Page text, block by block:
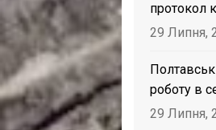
протокол
29 Липня,
роботу в
29 Липня,